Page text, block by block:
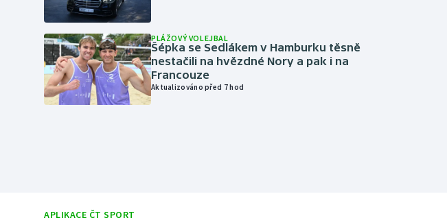
PLÁŽOVÝ VOLEJBAL
Šépka se Sedlákem v Hamburku těsně
nestačili na hvězdné Nory a pak i na
Francouze
Aktualizováno před 7 hod
APLIKACE ČT SPORT